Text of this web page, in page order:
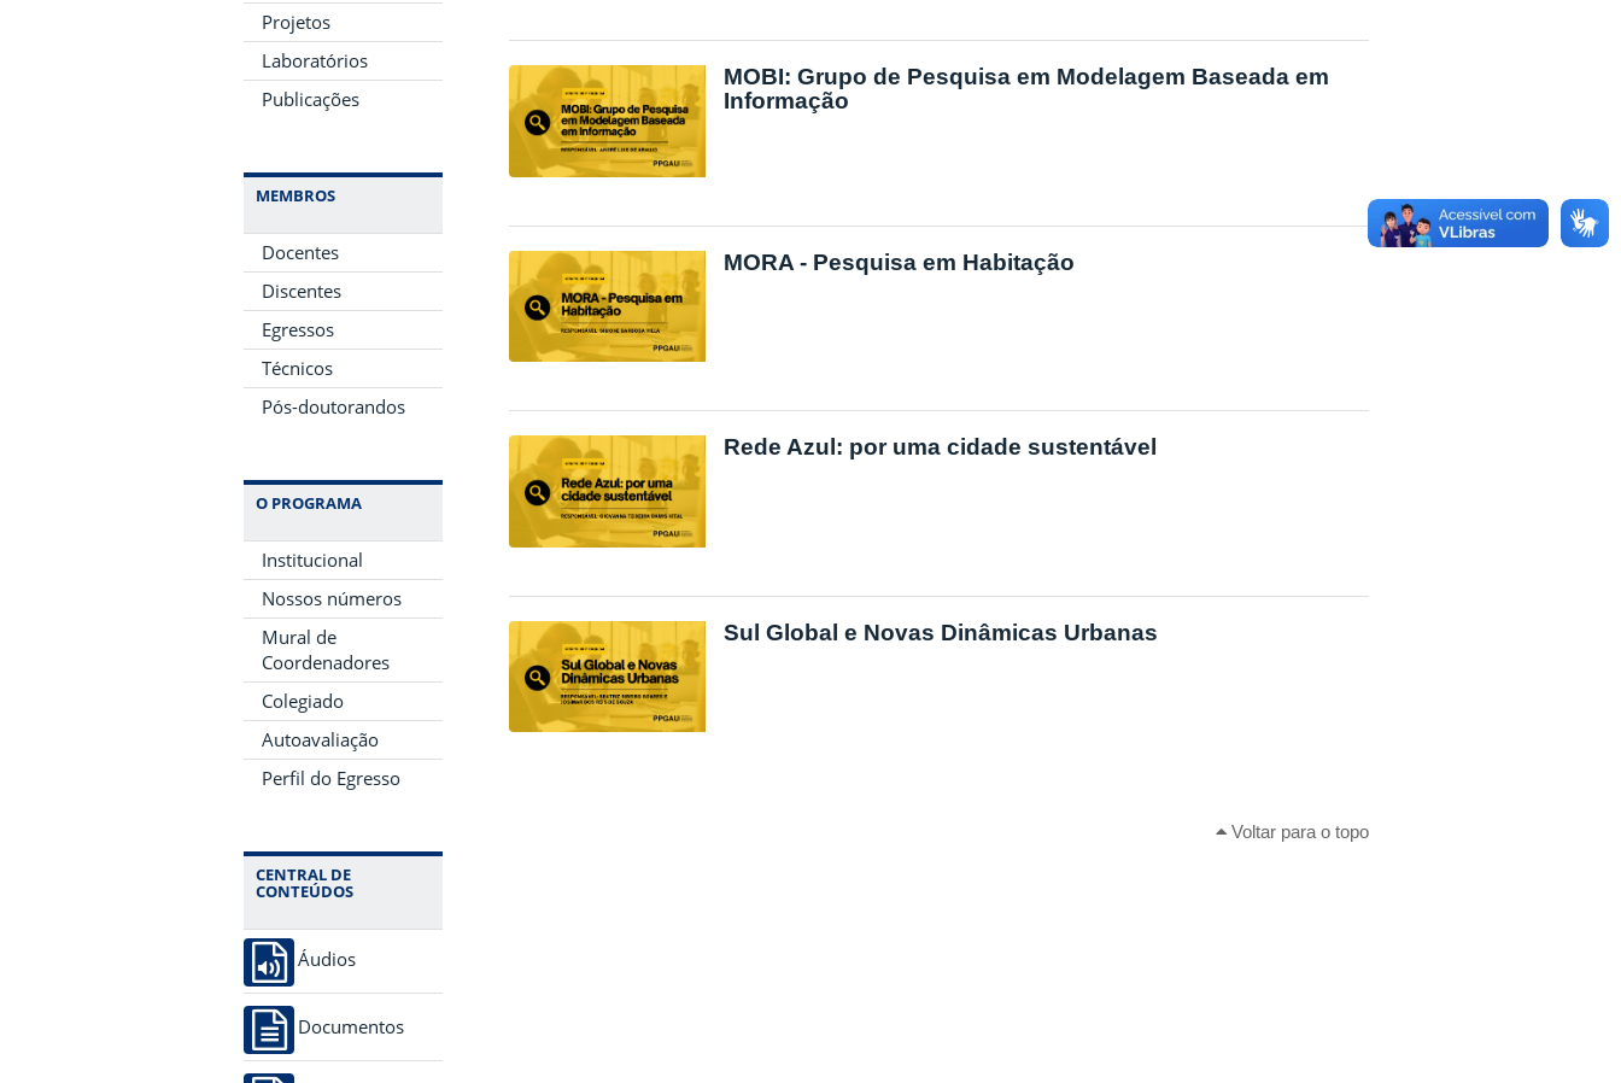
Projetos
Laboratórios
Publicações
MEMBROS
Docentes
Discentes
Egressos
Técnicos
Pós-doutorandos
O PROGRAMA
Institucional
Nossos números
Mural de
Coordenadores
Colegiado
Autoavaliação
Perfil do Egresso
CENTRAL DE
CONTEÚDOS
Áudios
Documentos
MOBI: Grupo de Pesquisa em Modelagem Baseada em
Informação
MORA - Pesquisa em Habitação
Rede Azul: por uma cidade sustentável
Sul Global e Novas Dinâmicas Urbanas
Voltar para o topo